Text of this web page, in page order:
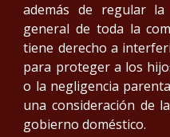
además de regular
general de toda la
tiene derecho a
para proteger a los
o la negligencia
una consideración de
gobierno doméstico.